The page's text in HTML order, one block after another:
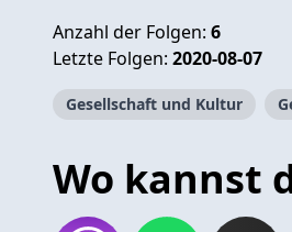
Anzahl der Folgen: 6
Letzte Folgen: 2020-08-07
Gesellschaft und Kultur
Wo kannst